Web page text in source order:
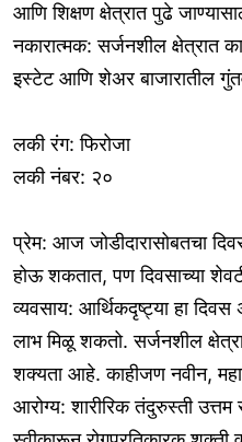
आणि शिक्षण क्षेत्रात पुढे
नकारात्मक: सर्जनशील
इस्टेट आणि शेअर बाजारातील
लकी रंग: फिरोजा
लकी नंबर: २०
प्रेम: आज जोडीदारासोबतचा
होऊ शकतात, पण दिवसाच्या
व्यवसाय: आर्थिकदृष्ट्या हा
लाभ मिळू शकतो. सर्जनशील
शक्यता आहे. काहीजण नवीन,
आरोग्य: शारीरिक तंदुरुस्ती उत्तम